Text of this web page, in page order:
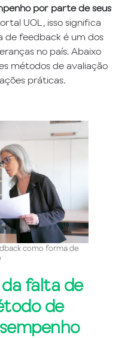
por parte de seus
UOL, isso significa
de feedback é um dos
no país. Abaixo
métodos de avaliação
práticas.
como forma de
falta de
de